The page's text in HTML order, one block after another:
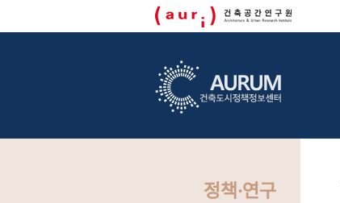
정책·연구